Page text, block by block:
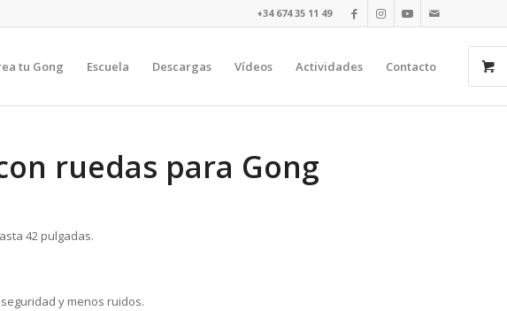
+34 674 35 11 49​⁠​
tu Gong Escuela Descargas Vídeos Actividades Contacto
ruedas para Gong
42 pulgadas.
y menos ruidos.